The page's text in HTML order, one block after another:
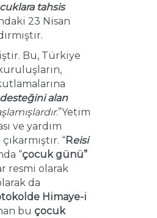
tahsis
23 Nisan
Bu, Türkiye
alan
.”Yetim
ve yardım
“Reisi
“çocuk günü”
resmi olarak
da
Himaye-i
bu çocuk